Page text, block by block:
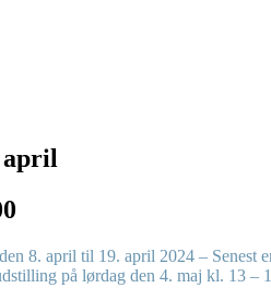
april
8. april til 19. april 2024 – Senest
på lørdag den 4. maj kl. 13 –